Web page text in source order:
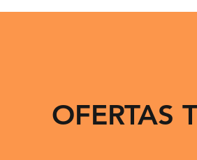
OFERTAS